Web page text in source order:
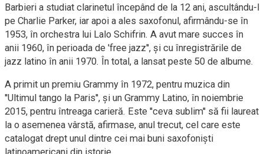
Barbieri a studiat clarinetul începând de la 12 ani, ascultându-l
pe Charlie Parker, iar apoi a ales saxofonul, afirmându-se în
1953, în orchestra lui Lalo Schifrin. A avut mare succes în
anii 1960, în perioada de 'free jazz'', și cu înregistrările de
jazz latino în anii 1970. În total, a lansat peste 50 de albume.
A primit un premiu Grammy în 1972, pentru muzica din
''Ultimul tango la Paris'', și un Grammy Latino, în noiembrie
2015, pentru întreaga carieră. Este ''ceva sublim'' să fii laureat
la o asemenea vârstă, afirmase, anul trecut, cel care este
catalogat drept unul dintre cei mai buni saxofoniști
latinoamericani din istorie.